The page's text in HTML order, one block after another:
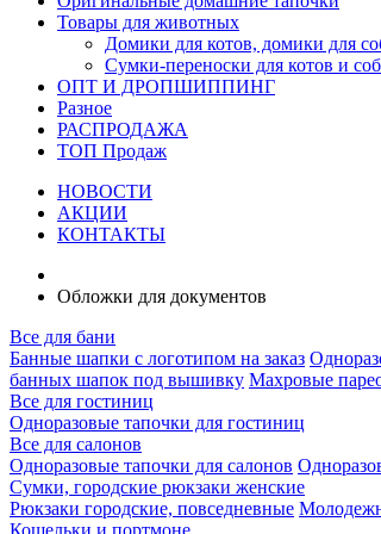
Товары для животных
Домики для котов, домики для
Сумки-переноски для котов и
ОПТ И ДРОПШИППИНГ
Разное
РАСПРОДАЖА
ТОП Продаж
НОВОСТИ
АКЦИИ
КОНТАКТЫ
Обложки для документов
Все для бани
Банные шапки с логотипом на заказ
банных шапок под вышивку Махровые
Все для гостиниц
Одноразовые тапочки для гостиниц
Все для салонов
Одноразовые тапочки для салонов
Сумки, городские рюкзаки женские
Рюкзаки городские, повседневные
Кошельки и портмоне